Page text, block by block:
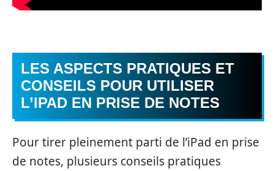
LES ASPECTS PRATIQUES ET
CONSEILS POUR UTILISER
L’IPAD EN PRISE DE NOTES
Pour tirer pleinement parti de l’iPad en prise
de notes, plusieurs conseils pratiques